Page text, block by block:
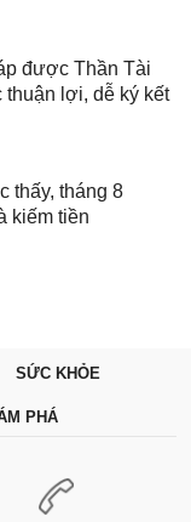
được Thần Tài
thuận lợi, dễ ký kết
thấy, tháng 8
kiếm tiền
SỨC KHỎE
PHÁ